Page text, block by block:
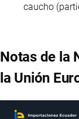
caucho
Notas de la
la Unión